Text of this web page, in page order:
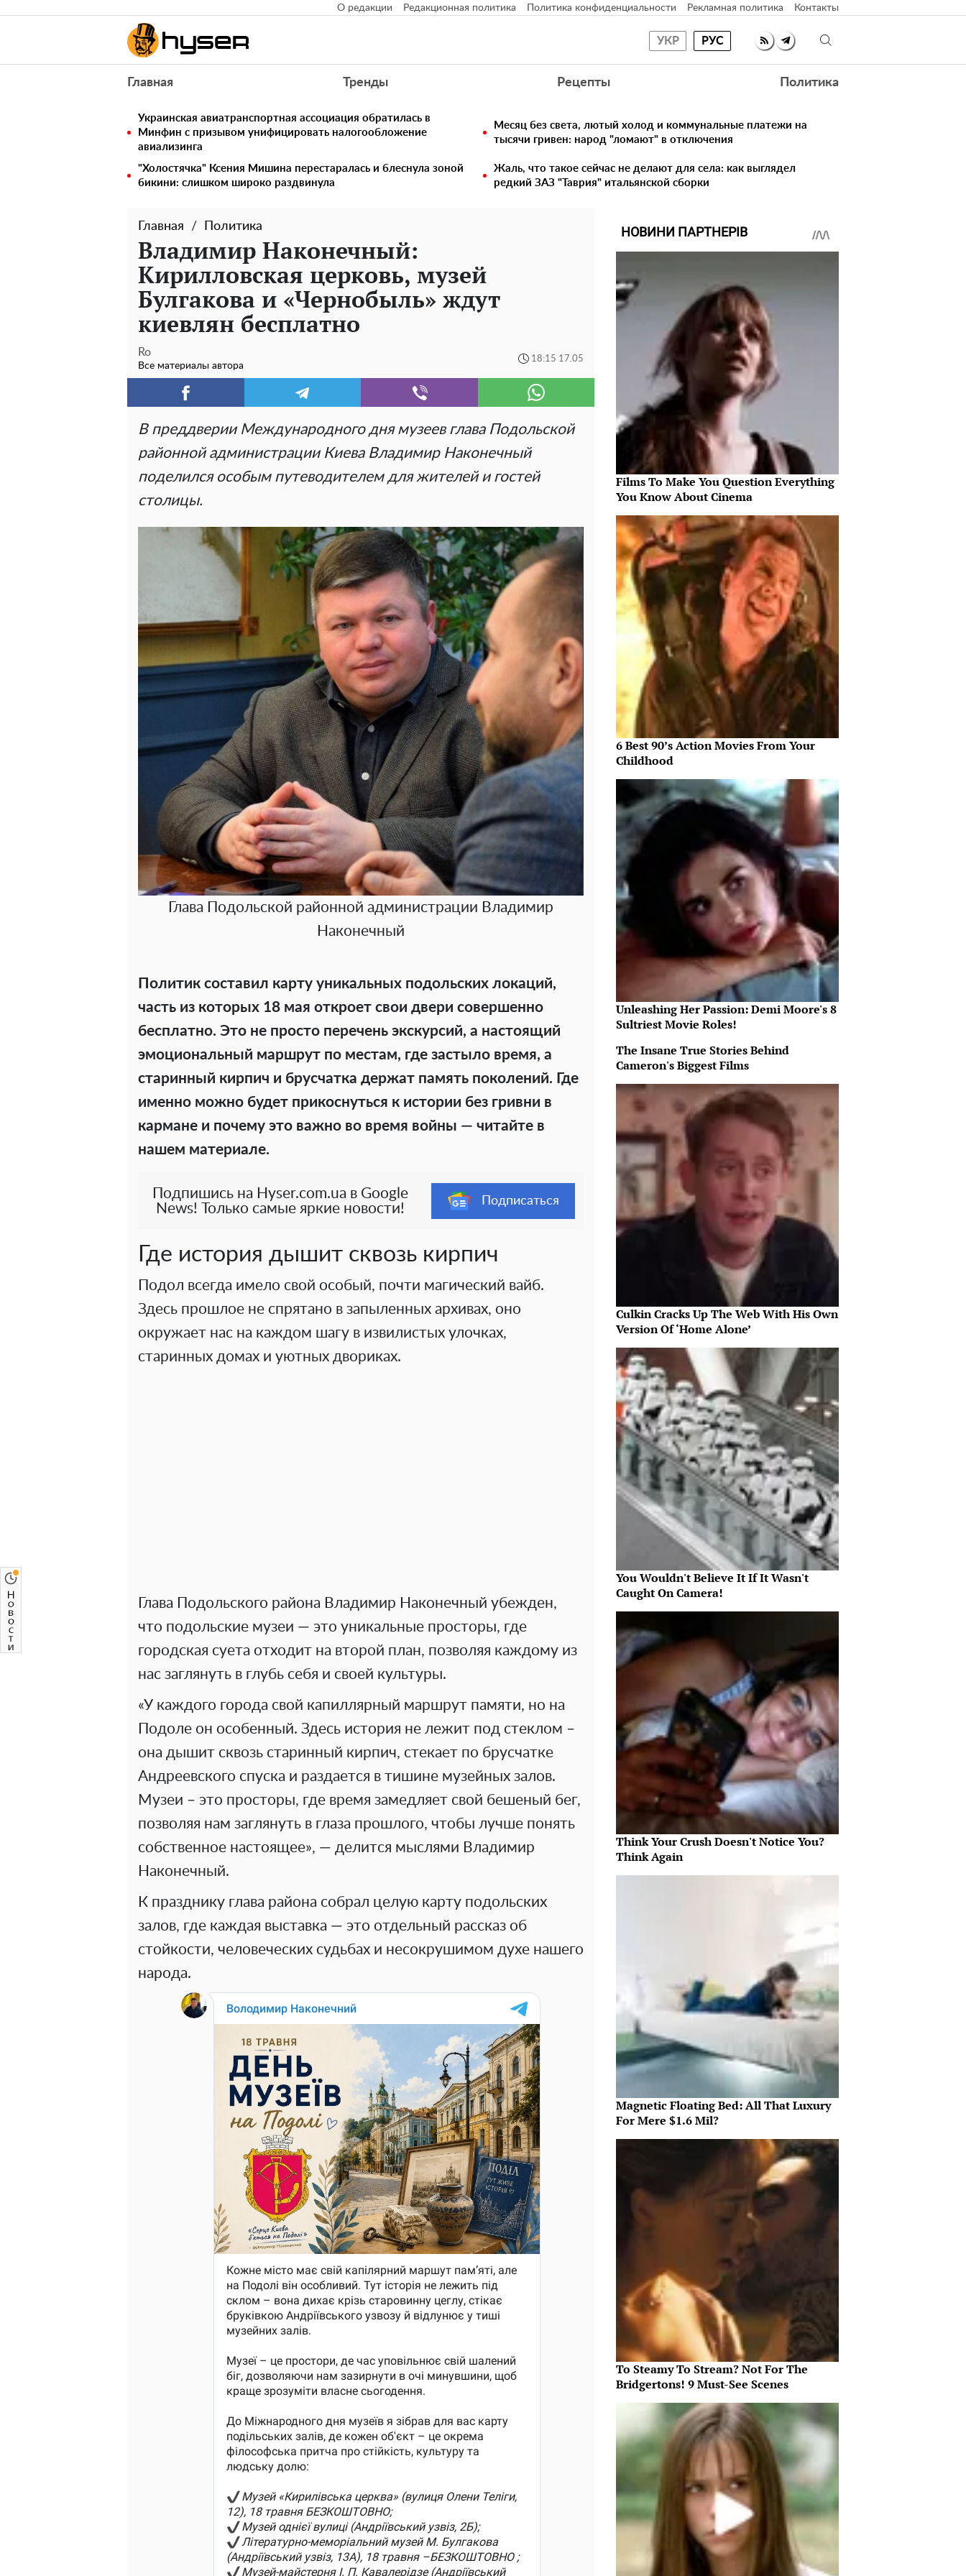
О редакции Редакционная политика Политика конфиденциальности Рекламная политика Контакты
УКР РУС
Главная Тренды Рецепты Политика
Украинская авиатранспортная ассоциация обратилась в
Минфин с призывом унифицировать налогообложение
авиализинга
Месяц без света, лютый холод и коммунальные платежи на
тысячи гривен: народ "ломают" в отключения
"Холостячка" Ксения Мишина перестаралась и блеснула зоной
бикини: слишком широко раздвинула
Жаль, что такое сейчас не делают для села: как выглядел
редкий ЗАЗ "Таврия" итальянской сборки
Главная Политика
Владимир Наконечный:
Кирилловская церковь, музей
Булгакова и «Чернобыль» ждут
киевлян бесплатно
Ro
Все материалы автора
18:15 17.05
В преддверии Международного дня музеев глава Подольской
районной администрации Киева Владимир Наконечный
поделился особым путеводителем для жителей и гостей
столицы.
Глава Подольской районной администрации Владимир
Наконечный
Политик составил карту уникальных подольских локаций,
часть из которых 18 мая откроет свои двери совершенно
бесплатно. Это не просто перечень экскурсий, а настоящий
эмоциональный маршрут по местам, где застыло время, а
старинный кирпич и брусчатка держат память поколений. Где
именно можно будет прикоснуться к истории без гривни в
кармане и почему это важно во время войны — читайте в
нашем материале.
Подпишись на Hyser.com.ua в Google
News! Только самые яркие новости!
Подписаться
Где история дышит сквозь кирпич
Подол всегда имело свой особый, почти магический вайб.
Здесь прошлое не спрятано в запыленных архивах, оно
окружает нас на каждом шагу в извилистых улочках,
старинных домах и уютных двориках.
Глава Подольского района Владимир Наконечный убежден,
что подольские музеи — это уникальные просторы, где
городская суета отходит на второй план, позволяя каждому из
нас заглянуть в глубь себя и своей культуры.
«У каждого города свой капиллярный маршрут памяти, но на
Подоле он особенный. Здесь история не лежит под стеклом –
она дышит сквозь старинный кирпич, стекает по брусчатке
Андреевского спуска и раздается в тишине музейных залов.
Музеи – это просторы, где время замедляет свой бешеный бег,
позволяя нам заглянуть в глаза прошлого, чтобы лучше понять
собственное настоящее», — делится мыслями Владимир
Наконечный.
К празднику глава района собрал целую карту подольских
залов, где каждая выставка — это отдельный рассказ об
стойкости, человеческих судьбах и несокрушимом духе нашего
народа.
НОВИНИ ПАРТНЕРІВ
Films To Make You Question Everything
You Know About Cinema
6 Best 90’s Action Movies From Your
Childhood
Unleashing Her Passion: Demi Moore's 8
Sultriest Movie Roles!
The Insane True Stories Behind
Cameron's Biggest Films
Culkin Cracks Up The Web With His Own
Version Of ‘Home Alone’
You Wouldn't Believe It If It Wasn't
Caught On Camera!
Think Your Crush Doesn't Notice You?
Think Again
Magnetic Floating Bed: All That Luxury
For Mere $1.6 Mil?
To Steamy To Stream? Not For The
Bridgertons! 9 Must-See Scenes